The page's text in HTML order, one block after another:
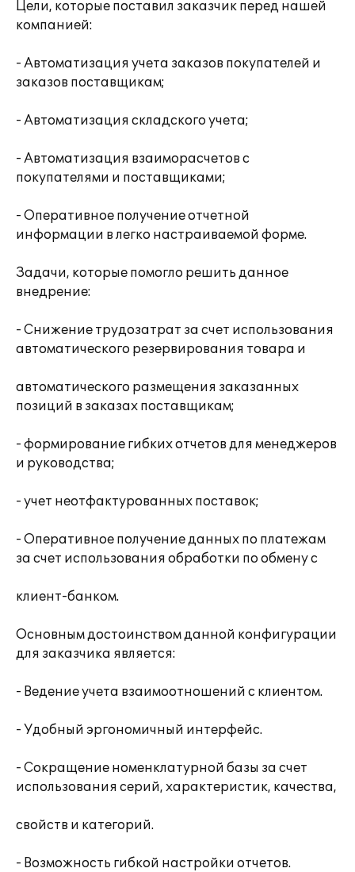
Цели, которые поставил заказчик перед нашей
компанией:
- Автоматизация учета заказов покупателей и
заказов поставщикам;
- Автоматизация складского учета;
- Автоматизация взаиморасчетов с
покупателями и поставщиками;
- Оперативное получение отчетной
информации в легко настраиваемой форме.
Задачи, которые помогло решить данное
внедрение:
- Снижение трудозатрат за счет использования
автоматического резервирования товара и
автоматического размещения заказанных
позиций в заказах поставщикам;
- формирование гибких отчетов для менеджеров
и руководства;
- учет неотфактурованных поставок;
- Оперативное получение данных по платежам
за счет использования обработки по обмену с
клиент-банком.
Основным достоинством данной конфигурации
для заказчика является:
- Ведение учета взаимоотношений с клиентом.
- Удобный эргономичный интерфейс.
- Сокращение номенклатурной базы за счет
использования серий, характеристик, качества,
свойств и категорий.
- Возможность гибкой настройки отчетов.